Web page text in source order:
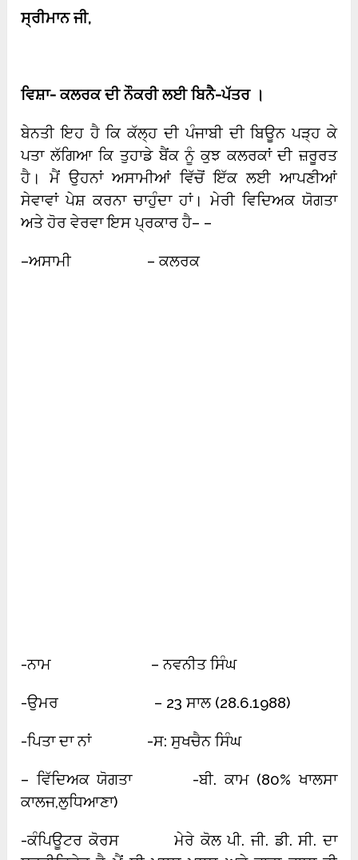
ਸ੍ਰੀਮਾਨ ਜੀ,
ਵਿਸ਼ਾ- ਕਲਰਕ ਦੀ ਨੌਕਰੀ ਲਈ ਬਿਨੈ-ਪੱਤਰ ।
ਬੇਨਤੀ ਇਹ ਹੈ ਕਿ ਕੱਲ੍ਹ ਦੀ ਪੰਜਾਬੀ ਦੀ ਬਿਊਨ ਪੜ੍ਹ ਕੇ
ਪਤਾ ਲੱਗਿਆ ਕਿ ਤੁਹਾਡੇ ਬੈਂਕ ਨੂੰ ਕੁਝ ਕਲਰਕਾਂ ਦੀ ਜ਼ਰੂਰਤ
ਹੈ। ਮੈਂ ਉਹਨਾਂ ਅਸਾਮੀਆਂ ਵਿੱਚੋਂ ਇੱਕ ਲਈ ਆਪਣੀਆਂ
ਸੇਵਾਵਾਂ ਪੇਸ਼ ਕਰਨਾ ਚਾਹੁੰਦਾ ਹਾਂ। ਮੇਰੀ ਵਿਦਿਅਕ ਯੋਗਤਾ
ਅਤੇ ਹੋਰ ਵੇਰਵਾ ਇਸ ਪ੍ਰਕਾਰ ਹੈ– –
–ਅਸਾਮੀ – ਕਲਰਕ
-ਨਾਮ – ਨਵਨੀਤ ਸਿੰਘ
-ਉਮਰ – 23 ਸਾਲ (28.6.1988)
-ਪਿਤਾ ਦਾ ਨਾਂ -ਸ: ਸੁਖਚੈਨ ਸਿੰਘ
– ਵਿੱਦਿਅਕ ਯੋਗਤਾ -ਬੀ. ਕਾਮ (80% ਖਾਲਸਾ
ਕਾਲਜ,ਲੁਧਿਆਣਾ)
-ਕੰਪਿਊਟਰ ਕੋਰਸ ਮੇਰੇ ਕੋਲ ਪੀ. ਜੀ. ਡੀ. ਸੀ. ਦਾ